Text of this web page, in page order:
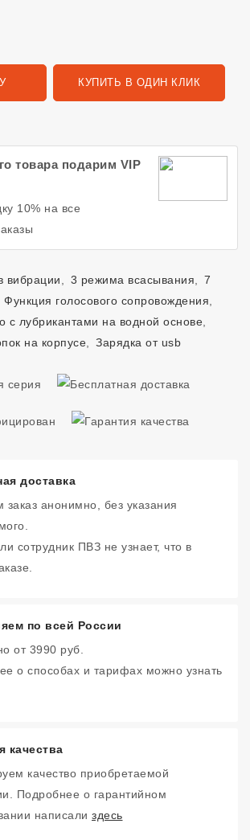
КУПИТЬ В ОДИН КЛИК
товара подарим VIP
10% на все
вибрации 3 режима всасывания
7
Функция голосового сопровождения
с лубрикантами на водной основе
на корпусе
Зарядка от usb
доставка
заказ анонимно, без указания
сотрудник ПВЗ не узнает, что в
по всей России
от 3990 руб.
о способах и тарифах можно узнать
качества
качество приобретаемой
Подробнее о гарантийном
написали здесь